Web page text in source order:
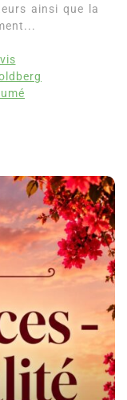
ainsi que la